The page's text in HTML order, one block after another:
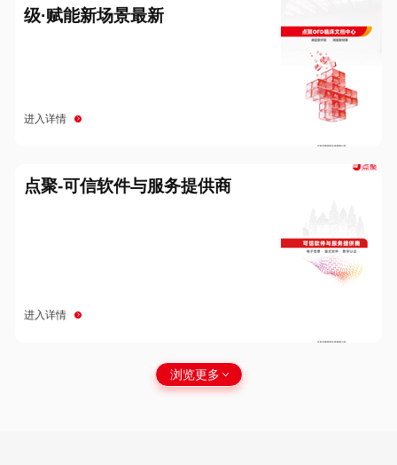
级·赋能新场景最新
进入详情
点聚-可信软件与服务提供商
进入详情
浏览更多